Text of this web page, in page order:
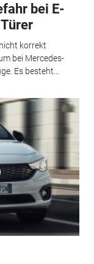
bei E-
korrekt
bei Mercedes-
Es besteht...